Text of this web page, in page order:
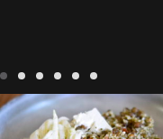
Notre cuisine
agriculture-
vendee comment cuisiner
les lentilles vertes cuisine-